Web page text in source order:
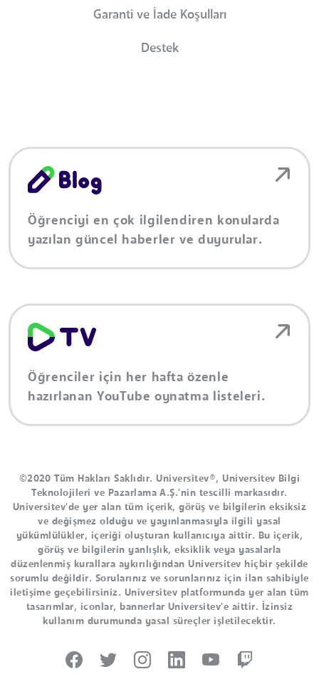
Garanti ve İade Koşulları
Destek
Öğrenciyi en çok ilgilendiren konularda
yazılan güncel haberler ve duyurular.
Öğrenciler için her hafta özenle
hazırlanan YouTube oynatma listeleri.
©2020 Tüm Hakları Saklıdır. Universitev®, Universitev Bilgi
Teknolojileri ve Pazarlama A.Ş.'nin tescilli markasıdır.
Universitev'de yer alan tüm içerik, görüş ve bilgilerin eksiksiz
ve değişmez olduğu ve yayınlanmasıyla ilgili yasal
yükümlülükler, içeriği oluşturan kullanıcıya aittir. Bu içerik,
görüş ve bilgilerin yanlışlık, eksiklik veya yasalarla
düzenlenmiş kurallara aykırılığından Universitev hiçbir şekilde
sorumlu değildir. Sorularınız ve sorunlarınız için ilan sahibiyle
iletişime geçebilirsiniz. Universitev platformunda yer alan tüm
tasarımlar, iconlar, bannerlar Universitev'e aittir. İzinsiz
kullanım durumunda yasal süreçler işletilecektir.